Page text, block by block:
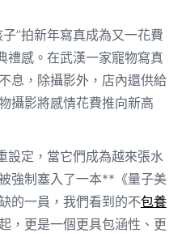
”拍新年寫真成為又一花費
禮感。在武漢一家寵物寫真
息，除攝影外，店內還供給
攝影將感情花費推向新高
設定，當它們成為越來張水
強制塞入了一本**《量子美
的一員，我們看到的不包養
，更是一個更具包涵性、更